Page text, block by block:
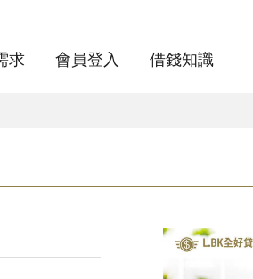
求 會員登入 借錢知識